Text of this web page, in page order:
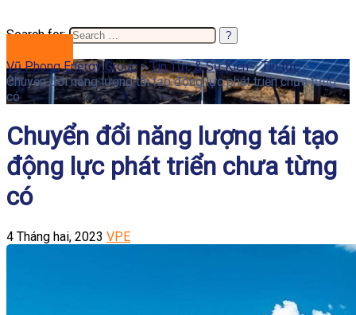
Search for:
Vũ Phong Energy Group >Tin Tức & Sự Kiện>Tin tức>
Chuyển đổi năng lượng tái tạo động lực phát triển chưa từng
có
Chuyển đổi năng lượng tái tạo
động lực phát triển chưa từng
có
4 Tháng hai, 2023 VPE